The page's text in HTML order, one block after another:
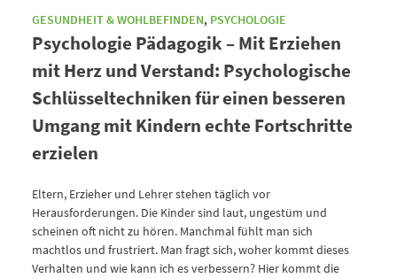
GESUNDHEIT & WOHLBEFINDEN, PSYCHOLOGIE
Psychologie Pädagogik – Mit Erziehen
mit Herz und Verstand: Psychologische
Schlüsseltechniken für einen besseren
Umgang mit Kindern echte Fortschritte
erzielen
Eltern, Erzieher und Lehrer stehen täglich vor
Herausforderungen. Die Kinder sind laut, ungestüm und
scheinen oft nicht zu hören. Manchmal fühlt man sich
machtlos und frustriert. Man fragt sich, woher kommt dieses
Verhalten und wie kann ich es verbessern? Hier kommt die